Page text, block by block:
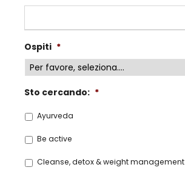
Ospiti *
Sto cercando: *
Ayurveda
Be active
Cleanse, detox & weight management